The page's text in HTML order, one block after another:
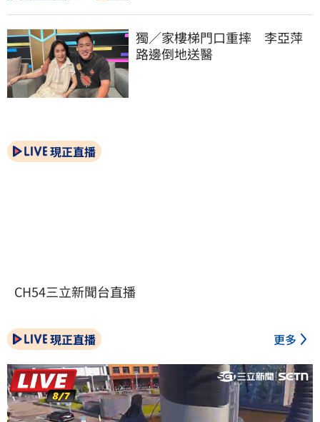
獨／家樓梯門口重摔　李亞萍
路邊倒地送醫
現正直播
CH54三立新聞台直播
現正直播 更多